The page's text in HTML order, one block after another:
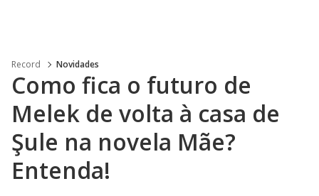
Record Novidades
Como fica o futuro de
Melek de volta à casa de
Şule na novela Mãe?
Entenda!